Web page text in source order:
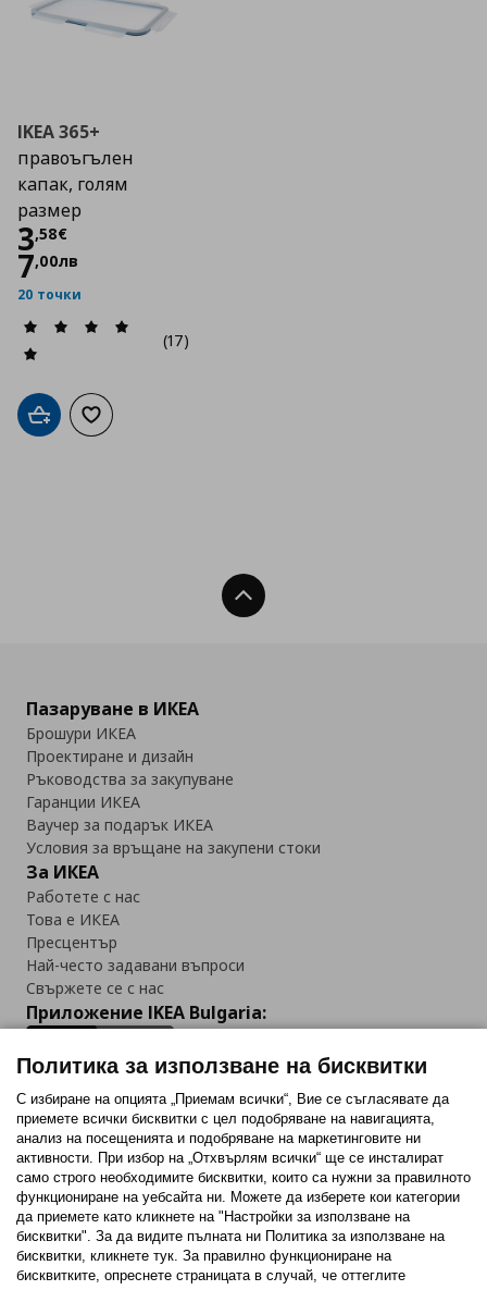
IKEA 365+
правоъгълен
капак, голям
размер
3,58€
Цена
7,00лв
20 точки
(17)
Добави в кошницата
Добави към списъка с любими
Нагоре
Пазаруване в ИКЕА
Брошури ИКЕА
Проектиране и дизайн
Ръководства за закупуване
Гаранции ИКЕА
Ваучер за подарък ИКЕА
Условия за връщане на закупени стоки
За ИКЕА
Работете с нас
Това е ИКЕА
Пресцентър
Най-често задавани въпроси
Свържете се с нас
Приложение IKEA Bulgaria:
Последвайте ни:
FacebookTwitterYoutubePinterestInstagram
Политика за използване на бисквитки
С избиране на опцията „Приемам всички“, Вие се съгласявате да
приемете всички бисквитки с цел подобряване на навигацията,
анализ на посещенията и подобряване на маркетинговите ни
активности. При избор на „Отхвърлям всички“ ще се инсталират
само строго необходимитe бисквитки, които са нужни за правилното
функциониране на уебсайта ни. Можете да изберете кои категории
да приемете като кликнете на "Настройки за използване на
бисквитки". За да видите пълната ни Политика за използване на
бисквитки, кликнете тук. За правилно функциониране на
бисквитките, опреснете страницата в случай, че оттеглите